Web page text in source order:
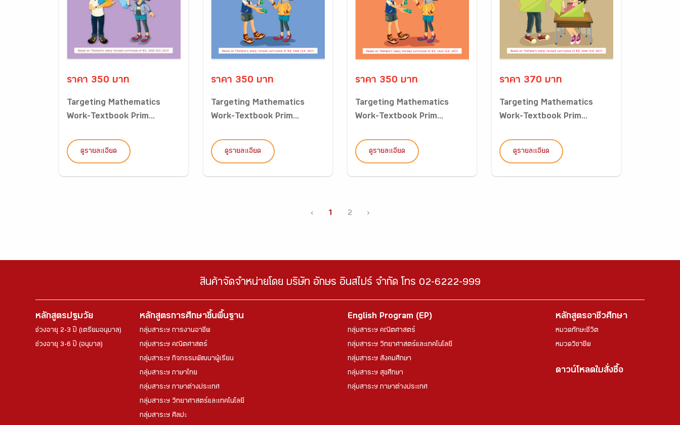
ราคา 350 บาท
Targeting Mathematics
Work-Textbook Prim...
ดูรายละเอียด
ราคา 350 บาท
Targeting Mathematics
Work-Textbook Prim...
ดูรายละเอียด
ราคา 350 บาท
Targeting Mathematics
Work-Textbook Prim...
ดูรายละเอียด
ราคา 370 บาท
Targeting Mathematics
Work-Textbook Prim...
ดูรายละเอียด
‹ 1 2 ›
สินค้าจัดจำหน่ายโดย บริษัท อักษร อินสไปร์ จำกัด โทร 02-6222-999
หลักสูตรปฐมวัย
ช่วงอายุ 2-3 ปี (เตรียมอนุบาล)
ช่วงอายุ 3-6 ปี (อนุบาล)
หลักสูตรการศึกษาขึ้นพื้นฐาน
กลุ่มสาระฯ การงานอาชีพ
กลุ่มสาระฯ คณิตศาสตร์
กลุ่มสาระฯ กิจกรรมพัฒนาผู้เรียน
กลุ่มสาระฯ ภาษาไทย
กลุ่มสาระฯ ภาษาต่างประเทศ
กลุ่มสาระฯ วิทยาศาสตร์และเทคโนโลยี
กลุ่มสาระฯ ศิลปะ
English Program (EP)
กลุ่มสาระฯ คณิตศาสตร์
กลุ่มสาระฯ วิทยาศาสตร์และเทคโนโลยี
กลุ่มสาระฯ สังคมศึกษา
กลุ่มสาระฯ สุขศึกษา
กลุ่มสาระฯ ภาษาต่างประเทศ
หลักสูตรอาชีวศึกษา
หมวดทักษะชีวิต
หมวดวิชาชีพ
ดาวน์โหลดใบสั่งซื้อ